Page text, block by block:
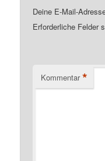
Deine E-Mail-
Erforderliche Felder
Kommentar *